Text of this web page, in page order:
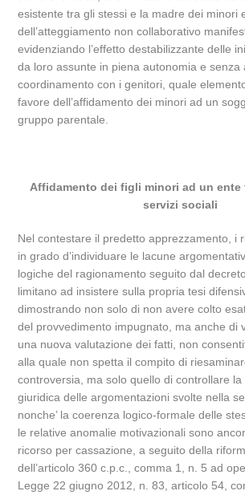
esistente tra gli stessi e la madre dei minori
dell’atteggiamento non collaborativo
evidenziando l’effetto destabilizzante delle
da loro assunte in piena autonomia e senza
coordinamento con i genitori, quale
favore dell’affidamento dei minori ad un
gruppo parentale.
Affidamento dei figli minori ad un ente
servizi sociali
Nel contestare il predetto apprezzamento, i
in grado d’individuare le lacune
logiche del ragionamento seguito dal
limitano ad insistere sulla propria tesi
dimostrando non solo di non avere colto
del provvedimento impugnato, ma anche di
una nuova valutazione dei fatti, non
alla quale non spetta il compito di
controversia, ma solo quello di controllare la
giuridica delle argomentazioni svolte nella
nonche’ la coerenza logico-formale delle
le relative anomalie motivazionali sono
ricorso per cassazione, a seguito della
dell’articolo 360 c.p.c., comma 1, n. 5 ad
Legge 22 giugno 2012, n. 83, articolo 54,